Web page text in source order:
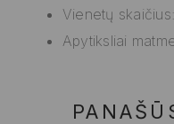
Vienetų
Apytiksliai